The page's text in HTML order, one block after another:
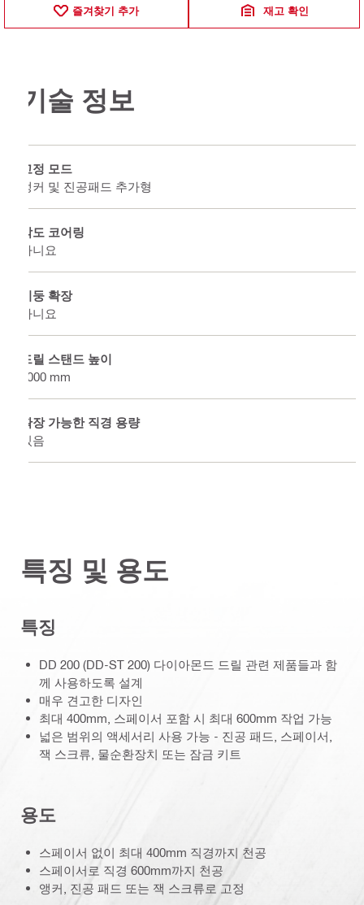
즐겨찾기 추가 재고 확인
기술 정보
고정 모드
앵커 및 진공패드 추가형
각도 코어링
아니요
기둥 확장
아니요
드릴 스탠드 높이
1000 mm
확장 가능한 직경 용량
있음
특징 및 용도
특징
DD 200 (DD-ST 200) 다이아몬드 드릴 관련 제품들과 함
께 사용하도록 설계
매우 견고한 디자인
최대 400mm, 스페이서 포함 시 최대 600mm 작업 가능
넓은 범위의 액세서리 사용 가능 - 진공 패드, 스페이서,
잭 스크류, 물순환장치 또는 잠금 키트
용도
스페이서 없이 최대 400mm 직경까지 천공
스페이서로 직경 600mm까지 천공
앵커, 진공 패드 또는 잭 스크류로 고정